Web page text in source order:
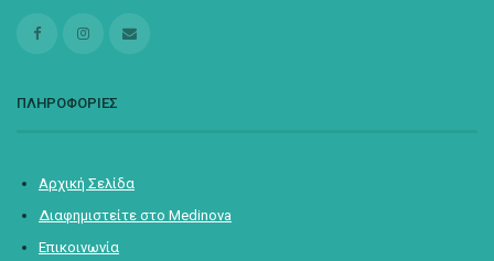
ΠΛΗΡΟΦΟΡΙΕΣ
Αρχική Σελίδα
Διαφημιστείτε στο Medinova
Επικοινωνία